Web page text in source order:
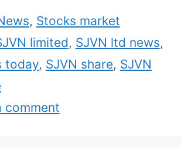
, Stocks market
limited, SJVN ltd news,
today, SJVN share, SJVN
comment